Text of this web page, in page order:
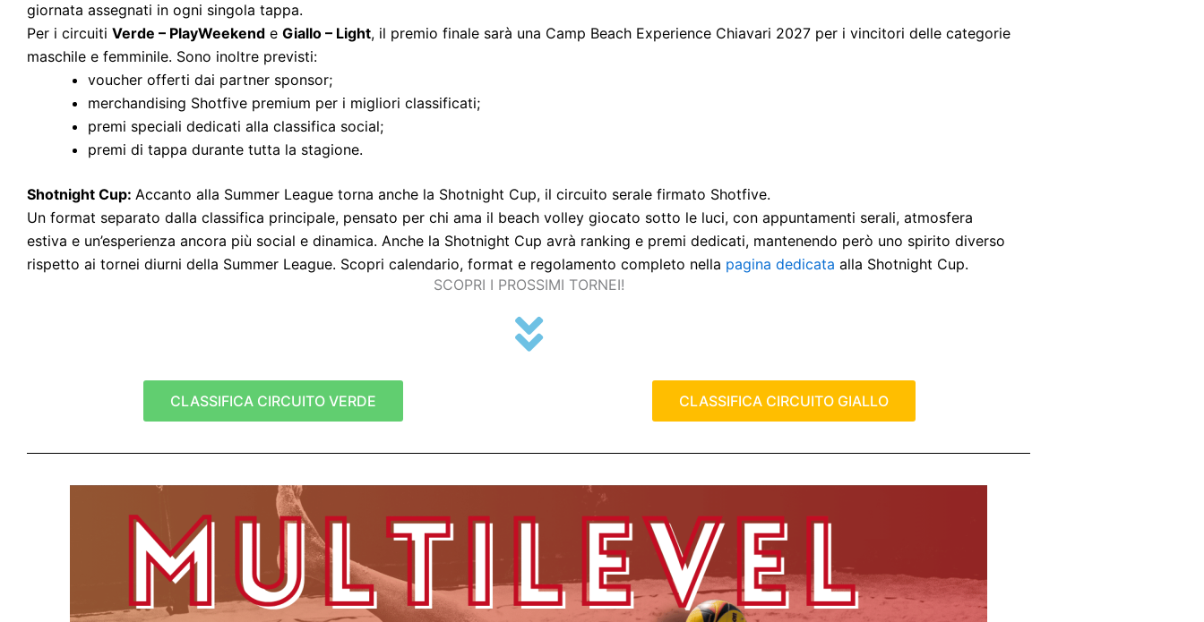
giornata assegnati in ogni singola tappa.
Per i circuiti Verde – PlayWeekend e Giallo – Light, il premio finale sarà una Camp Beach Experience Chiavari 2027 per i vincitori delle categorie
maschile e femminile. Sono inoltre previsti:
voucher offerti dai partner sponsor;
merchandising Shotfive premium per i migliori classificati;
premi speciali dedicati alla classifica social;
premi di tappa durante tutta la stagione.
Shotnight Cup: Accanto alla Summer League torna anche la Shotnight Cup, il circuito serale firmato Shotfive.
Un format separato dalla classifica principale, pensato per chi ama il beach volley giocato sotto le luci, con appuntamenti serali, atmosfera
estiva e un’esperienza ancora più social e dinamica. Anche la Shotnight Cup avrà ranking e premi dedicati, mantenendo però uno spirito diverso
rispetto ai tornei diurni della Summer League. Scopri calendario, format e regolamento completo nella pagina dedicata alla Shotnight Cup.
SCOPRI I PROSSIMI TORNEI!
CLASSIFICA CIRCUITO VERDE CLASSIFICA CIRCUITO GIALLO